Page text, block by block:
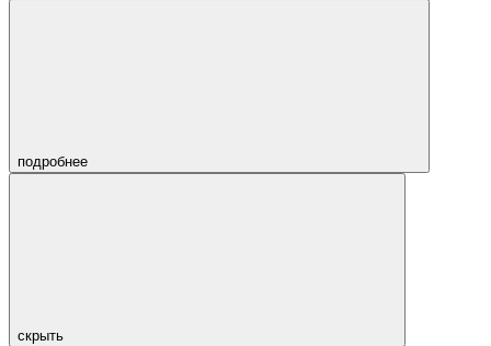
подробнее
скрыть